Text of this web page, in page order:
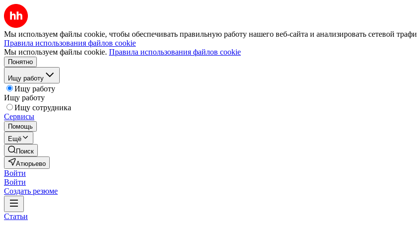
Мы используем файлы cookie, чтобы обеспечивать правильную работу нашего веб-сайта и анализировать сетевой
Правила использования файлов cookie
Мы используем файлы cookie. Правила использования файлов cookie
Понятно
Ищу работу
Ищу работу
Ищу работу
Ищу сотрудника
Сервисы
Помощь
Ещё
Поиск
Атюрьево
Войти
Войти
Создать резюме
Статьи